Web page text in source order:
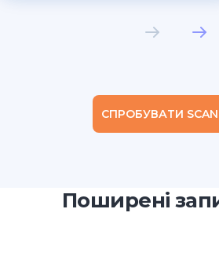
СПРОБУВАТИ
Поширені